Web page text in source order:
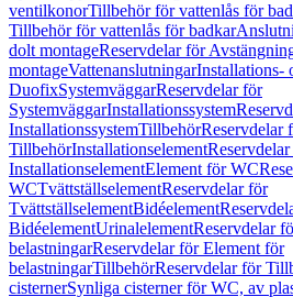
ventilkonorTillbehör för vattenlås för
Tillbehör för vattenlås för badkar
dolt montageReservdelar för
montageVattenanslutningarInstallations-
DuofixSystemväggarReservdelar för
SystemväggarInstallationssystem
InstallationssystemTillbehörReservdelar
TillbehörInstallationselement
InstallationselementElement för WC
WCTvättställselementReservdelar för
TvättställselementBidéelement
BidéelementUrinalelementReservdelar
belastningarReservdelar för Element för
belastningarTillbehörReservdelar för
cisternerSynliga cisterner för WC, av